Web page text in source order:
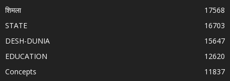
शिमला
17568
STATE
16703
DESH-DUNIA
15647
EDUCATION
12620
Concepts
11837